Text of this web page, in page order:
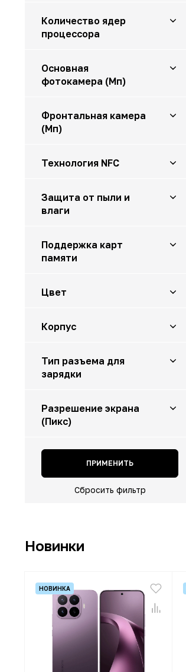
Количество ядер
процессора
Основная
фотокамера (Мп)
Фронтальная камера
(Мп)
Технология NFC
Защита от пыли и
влаги
Поддержка карт
памяти
Цвет
Серебристый
Корпус
Тип разъема для
зарядки
Разрешение экрана
(Пикс)
ПРИМЕНИТЬ
Сбросить фильтр
Новинки
НОВИНКА